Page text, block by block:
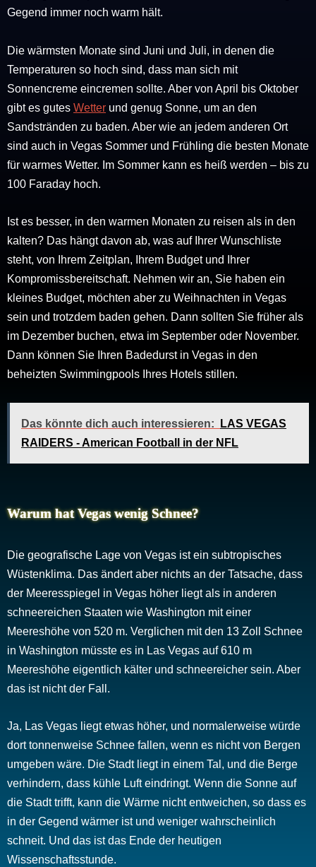
Gegend immer noch warm hält.
Die wärmsten Monate sind Juni und Juli, in denen die
Temperaturen so hoch sind, dass man sich mit
Sonnencreme eincremen sollte. Aber von April bis Oktober
gibt es gutes Wetter und genug Sonne, um an den
Sandstränden zu baden. Aber wie an jedem anderen Ort
sind auch in Vegas Sommer und Frühling die besten Monate
für warmes Wetter. Im Sommer kann es heiß werden – bis zu
100 Faraday hoch.
Ist es besser, in den warmen Monaten zu reisen als in den
kalten? Das hängt davon ab, was auf Ihrer Wunschliste
steht, von Ihrem Zeitplan, Ihrem Budget und Ihrer
Kompromissbereitschaft. Nehmen wir an, Sie haben ein
kleines Budget, möchten aber zu Weihnachten in Vegas
sein und trotzdem baden gehen. Dann sollten Sie früher als
im Dezember buchen, etwa im September oder November.
Dann können Sie Ihren Badedurst in Vegas in den
beheizten Swimmingpools Ihres Hotels stillen.
Das könnte dich auch interessieren:
LAS VEGAS
RAIDERS - American Football in der NFL
Warum hat Vegas wenig Schnee?
Die geografische Lage von Vegas ist ein subtropisches
Wüstenklima. Das ändert aber nichts an der Tatsache, dass
der Meeresspiegel in Vegas höher liegt als in anderen
schneereichen Staaten wie Washington mit einer
Meereshöhe von 520 m. Verglichen mit den 13 Zoll Schnee
in Washington müsste es in Las Vegas auf 610 m
Meereshöhe eigentlich kälter und schneereicher sein. Aber
das ist nicht der Fall.
Ja, Las Vegas liegt etwas höher, und normalerweise würde
dort tonnenweise Schnee fallen, wenn es nicht von Bergen
umgeben wäre. Die Stadt liegt in einem Tal, und die Berge
verhindern, dass kühle Luft eindringt. Wenn die Sonne auf
die Stadt trifft, kann die Wärme nicht entweichen, so dass es
in der Gegend wärmer ist und weniger wahrscheinlich
schneit. Und das ist das Ende der heutigen
Wissenschaftsstunde.